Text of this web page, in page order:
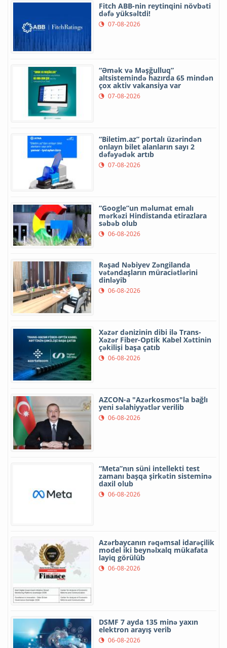
Fitch ABB-nin reytinqini növbəti
dəfə yüksəltdi!
07-08-2026
“Əmək və Məşğulluq”
altsistemində hazırda 65 mindən
çox aktiv vakansiya var
07-08-2026
“Biletim.az” portalı üzərindən
onlayn bilet alanların sayı 2
dəfəyədək artıb
07-08-2026
“Google”un məlumat emalı
mərkəzi Hindistanda etirazlara
səbəb olub
06-08-2026
Rəşad Nəbiyev Zəngilanda
vətəndaşların müraciətlərini
dinləyib
06-08-2026
Xəzər dənizinin dibi ilə Trans-
Xəzər Fiber-Optik Kabel Xəttinin
çəkilişi başa çatıb
06-08-2026
AZCON-a "Azərkosmos"la bağlı
yeni səlahiyyətlər verilib
06-08-2026
“Meta”nın süni intellekti test
zamanı başqa şirkətin sisteminə
daxil olub
06-08-2026
Azərbaycanın rəqəmsal idarəçilik
model iki beynəlxalq mükafata
layiq görülüb
06-08-2026
DSMF 7 ayda 135 minə yaxın
elektron arayış verib
06-08-2026